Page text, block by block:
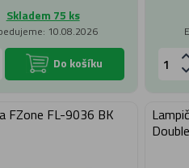
Skladem 75 ks
10.08.2026
Do košíku
FZone FL-9036 BK